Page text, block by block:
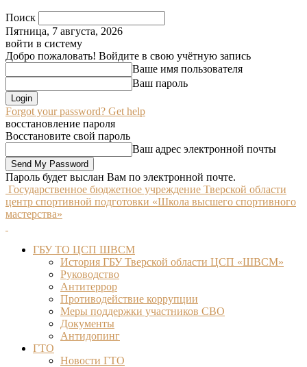
Поиск
Пятница, 7 августа, 2026
войти в систему
Добро пожаловать! Войдите в свою учётную запись
Ваше имя пользователя
Ваш пароль
Forgot your password? Get help
восстановление пароля
Восстановите свой пароль
Ваш адрес электронной почты
Пароль будет выслан Вам по электронной почте.
Государственное бюджетное учреждение Тверской области
центр спортивной подготовки «Школа высшего спортивного
мастерства»
ГБУ ТО ЦСП ШВСМ
История ГБУ Тверской области ЦСП «ШВСМ»
Руководство
Антитеррор
Противодействие коррупции
Меры поддержки участников СВО
Документы
Антидопинг
ГТО
Новости ГТО